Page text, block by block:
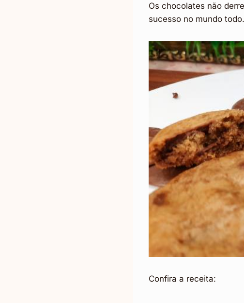
Os chocolates não
sucesso no mundo todo.
Confira a receita: